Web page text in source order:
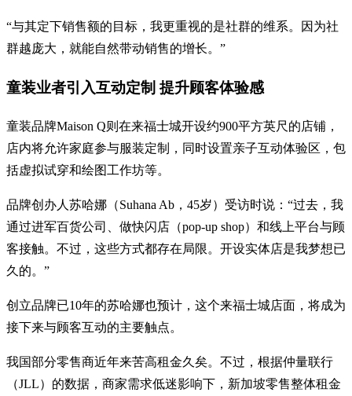
“与其定下销售额的目标，我更重视的是社群的维系。因为社
群越庞大，就能自然带动销售的增长。”
童装业者引入互动定制 提升顾客体验感
童装品牌Maison Q则在来福士城开设约900平方英尺的店铺，
店内将允许家庭参与服装定制，同时设置亲子互动体验区，包
括虚拟试穿和绘图工作坊等。
品牌创办人苏哈娜（Suhana Ab，45岁）受访时说：“过去，我
通过进军百货公司、做快闪店（pop-up shop）和线上平台与顾
客接触。不过，这些方式都存在局限。开设实体店是我梦想已
久的。”
创立品牌已10年的苏哈娜也预计，这个来福士城店面，将成为
接下来与顾客互动的主要触点。
我国部分零售商近年来苦高租金久矣。不过，根据仲量联行
（JLL）的数据，商家需求低迷影响下，新加坡零售整体租金